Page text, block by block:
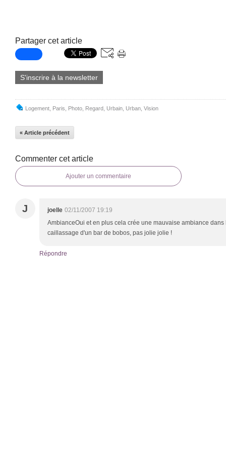
Partager cet article
S'inscrire à la newsletter
Logement Paris Photo Regard Urbain Urban Vision
« Article précédent
Commenter cet article
Ajouter un commentaire
J joelle 02/11/2007 19:19
AmbianceOui et en plus cela crée une mauvaise ambiance dans
caillassage d'un bar de bobos, pas jolie jolie !
Répondre